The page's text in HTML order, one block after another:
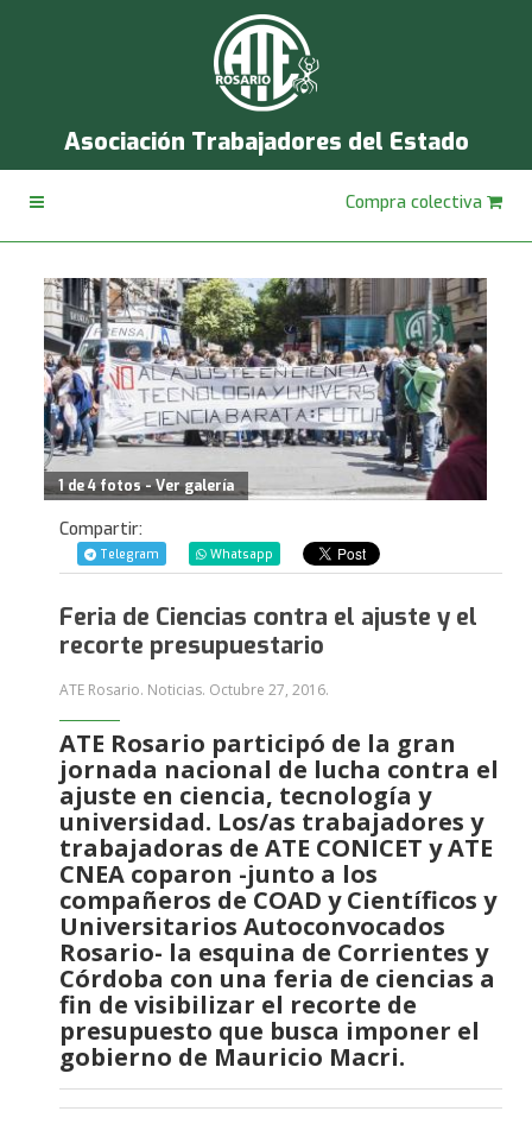
Asociación Trabajadores del Estado
Compra colectiva
1 de 4 fotos - Ver galería
Compartir:
Telegram Whatsapp
Feria de Ciencias contra el ajuste y el
recorte presupuestario
ATE Rosario. Noticias. Octubre 27, 2016.
ATE Rosario participó de la gran
jornada nacional de lucha contra el
ajuste en ciencia, tecnología y
universidad. Los/as trabajadores y
trabajadoras de ATE CONICET y ATE
CNEA coparon -junto a los
compañeros de COAD y Científicos y
Universitarios Autoconvocados
Rosario- la esquina de Corrientes y
Córdoba con una feria de ciencias a
fin de visibilizar el recorte de
presupuesto que busca imponer el
gobierno de Mauricio Macri.